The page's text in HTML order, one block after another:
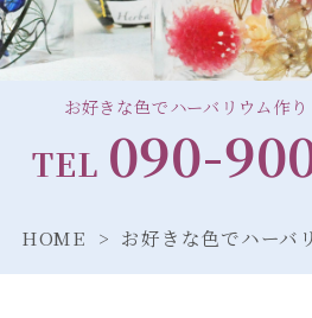
お好きな色でハーバリウム作
TEL 090-
HOME お好きな色でハーバ